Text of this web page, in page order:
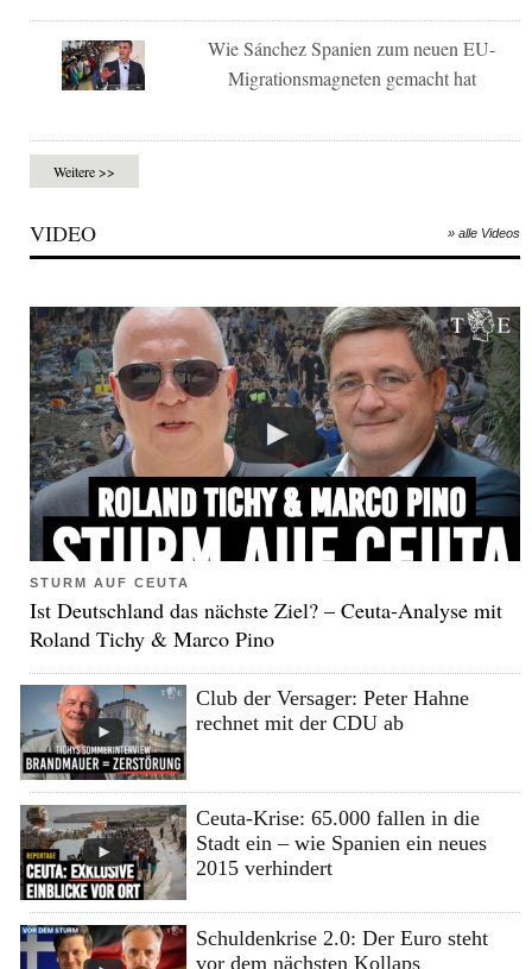
Wie Sánchez Spanien zum neuen EU-
Migrationsmagneten gemacht hat
Weitere >>
VIDEO » alle Videos
STURM AUF CEUTA
Ist Deutschland das nächste Ziel? – Ceuta-Analyse mit
Roland Tichy & Marco Pino
Club der Versager: Peter Hahne
rechnet mit der CDU ab
Ceuta-Krise: 65.000 fallen in die
Stadt ein – wie Spanien ein neues
2015 verhindert
Schuldenkrise 2.0: Der Euro steht
vor dem nächsten Kollaps